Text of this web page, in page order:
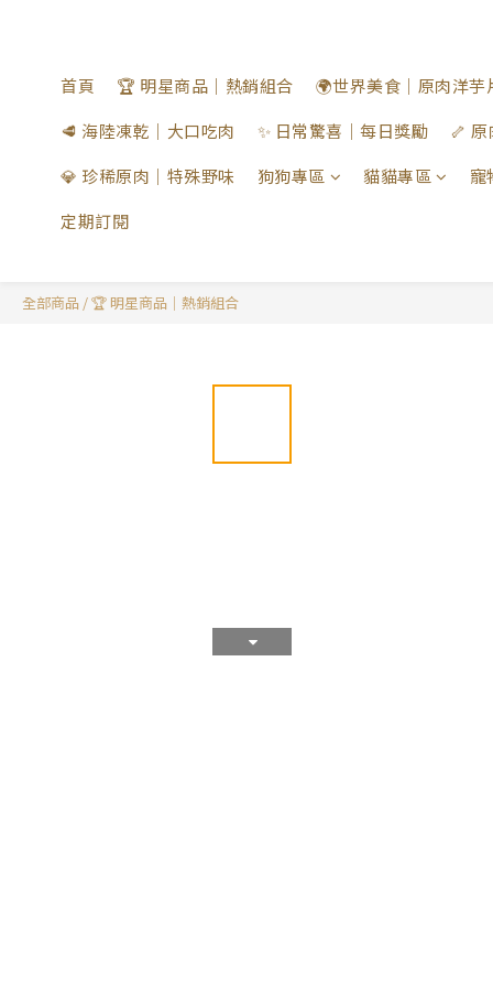
首頁 🏆 明星商品｜熱銷組合
🌍世界美食｜原肉洋芋
🥩 海陸凍乾｜大口吃肉
✨ 日常驚喜｜每日獎勵
🦴
💎 珍稀原肉｜特殊野味
狗狗專區 貓貓專區
寵
定期訂閱
全部商品 /🏆 明星商品｜熱銷組合